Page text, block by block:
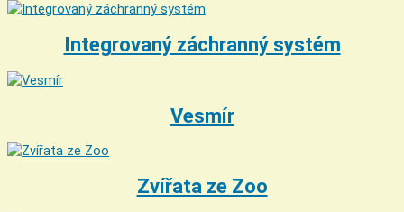
Integrovaný záchranný systém
Vesmír
Zvířata ze Zoo